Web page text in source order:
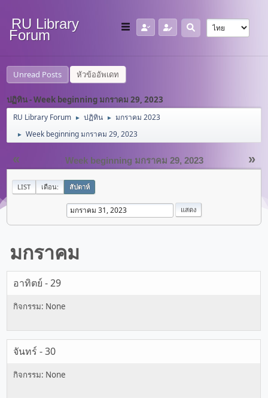
RU Library
Forum
Unread Posts หัวข้ออัพเดท
ปฏิทิน - Week beginning มกราคม 29, 2023
RU Library Forum ► ปฏิทิน ► มกราคม 2023
► Week beginning มกราคม 29, 2023
« »
Week beginning มกราคม 29, 2023
LIST เดือน: สัปดาห์
มกราคม
อาทิตย์ - 29
จันทร์ - 30